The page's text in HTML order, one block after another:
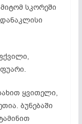
სკორეში
ყვითელი,
ბუნებაში